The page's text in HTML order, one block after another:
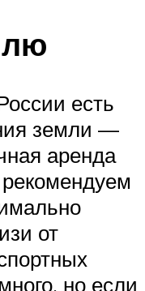
есть
земли —
аренда
от
но если